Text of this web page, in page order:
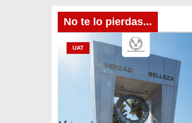
d
e
e
No te lo pierdas...
UAT